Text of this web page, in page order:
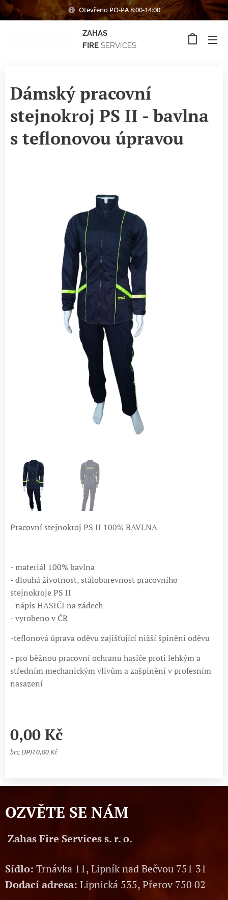
Otevřeno PO-PA 8:00-14:00
ZAHAS
FIRE SERVICES
Dámský pracovní
stejnokroj PS II - bavlna
s teflonovou úpravou
Pracovní stejnokroj PS II 100% BAVLNA
- materiál 100% bavlna
- dlouhá životnost, stálobarevnost pracovního
stejnokroje PS II
- nápis HASIČI na zádech
- vyrobeno v ČR
-teflonová úprava oděvu zajišťující nižší špinění oděvu
- pro běžnou pracovní ochranu hasiče proti lehkým a
středním mechanickým vlivům a zašpinění v profesním
nasazení
0,00 Kč
bez DPH 0,00 Kč
OZVĚTE SE NÁM
Zahas Fire Services s. r. o.
Sídlo: Trnávka 11, Lipník nad Bečvou 751 31
Dodací adresa: Lipnická 535, Přerov 750 02